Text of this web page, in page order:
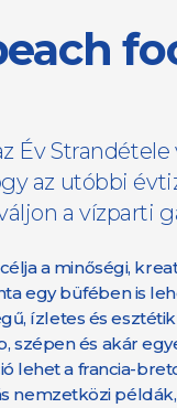
Év
az utóbbi
a vízparti
a minőségi,
egy büfében is
ízletes és
és akár
lehet a francia-
nemzetközi